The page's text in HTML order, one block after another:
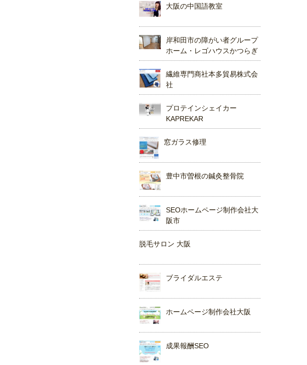
大阪の中国語教室
岸和田市の障がい者グループ
ホーム・レゴハウスかつらぎ
繊維専門商社本多貿易株式会
社
プロテインシェイカー
KAPREKAR
窓ガラス修理
豊中市曽根の鍼灸整骨院
SEOホームページ制作会社大
阪市
脱毛サロン 大阪
ブライダルエステ
ホームページ制作会社大阪
成果報酬SEO